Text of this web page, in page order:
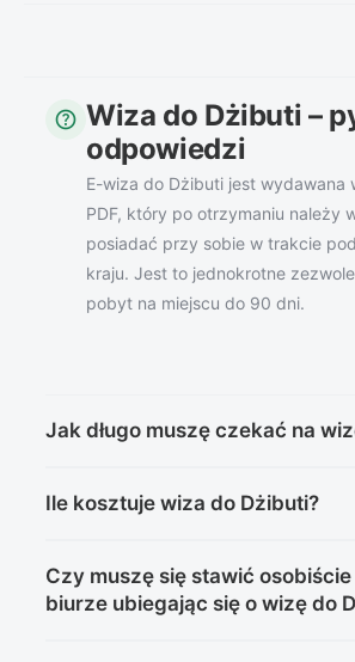
help Wiza do Dżibuti –
odpowiedzi
E-wiza do Dżibuti jest wydawana
PDF, który po otrzymaniu należy
posiadać przy sobie w trakcie
kraju. Jest to jednokrotne
pobyt na miejscu do 90 dni.
Jak długo muszę czekać na
dni roboczych od momentu złożenia
Ile kosztuje wiza do Dżibuti?
Czy muszę się stawić
biurze ubiegając się o wizę do